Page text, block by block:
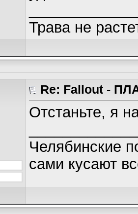
Трава не
Re: Fallout -
Отстаньте, я
Челябинские
сами кусают